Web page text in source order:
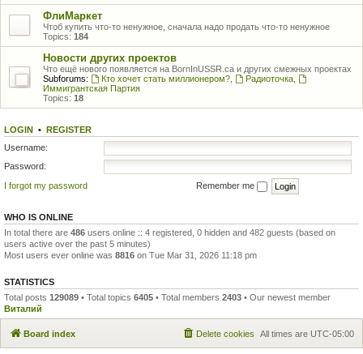
ФлиМаркет
Чтоб купить что-то ненужное, сначала надо продать что-то ненужное
Topics: 184
Новости других проектов
Что ещё нового появляется на BornInUSSR.ca и других смежных проектах
Subforums:
Кто хочет стать миллионером?, Радиоточка,
Иммигрантская Партия
Topics: 18
LOGIN • REGISTER
Username:
Password:
I forgot my password
Remember me
WHO IS ONLINE
In total there are 486 users online :: 4 registered, 0 hidden and 482 guests (based on
users active over the past 5 minutes)
Most users ever online was 8816 on Tue Mar 31, 2026 11:18 pm
STATISTICS
Total posts 129089 • Total topics 6405 • Total members 2403 • Our newest member
Виталий
Board index All times are UTC-05:00
Delete cookies